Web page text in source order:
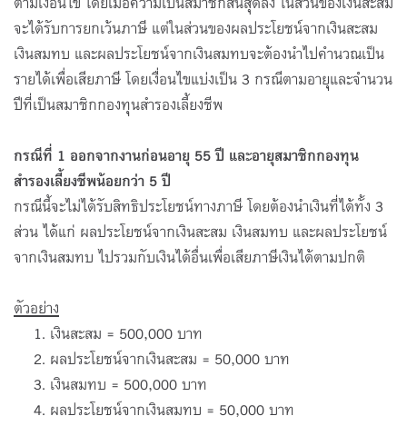
จะได้รับการยกเว้นภาษี แต่ในส่วนของผลประโยชน์จากเงินสะสม
เงินสมทบ และผลประโยชน์จากเงินสมทบจะต้องนำไปคำนวณเป็น
รายได้เพื่อเสียภาษี โดยเงื่อนไขแบ่งเป็น 3 กรณีตามอายุและจำนวน
ปีที่เป็นสมาชิกกองทุนสำรองเลี้ยงชีพ
กรณีที่ 1 ออกจากงานก่อนอายุ 55 ปี และอายุสมาชิกกองทุน
สำรองเลี้ยงชีพน้อยกว่า 5 ปี
กรณีนี้จะไม่ได้รับสิทธิประโยชน์ทางภาษี โดยต้องนำเงินที่ได้ทั้ง 3
ส่วน ได้แก่ ผลประโยชน์จากเงินสะสม เงินสมทบ และผลประโยชน์
จากเงินสมทบ ไปรวมกับเงินได้อื่นเพื่อเสียภาษีเงินได้ตามปกติ
ตัวอย่าง
เงินสะสม = 500,000 บาท
ผลประโยชน์จากเงินสะสม = 50,000 บาท
เงินสมทบ = 500,000 บาท
ผลประโยชน์จากเงินสมทบ = 50,000 บาท